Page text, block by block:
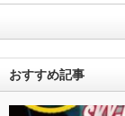
おすすめ記事